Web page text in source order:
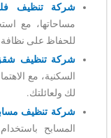
شركة تنظيف
مساحاتها، مع
للحفاظ على
شركة تنظيف
السكنية، مع
لك ولعائلتك.
شركة تنظيف
المسابح